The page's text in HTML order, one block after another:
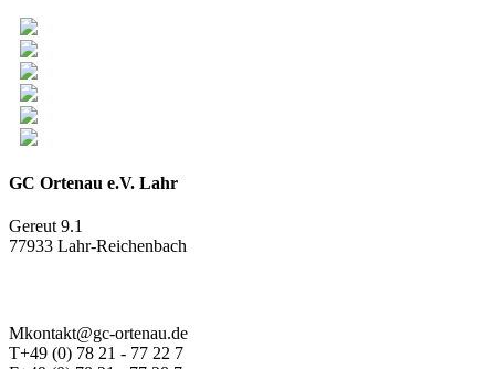
GC Ortenau e.V. Lahr
Gereut 9.1
77933 Lahr-Reichenbach
Mkontakt@gc-ortenau.de
T+49 (0) 78 21 - 77 22 7